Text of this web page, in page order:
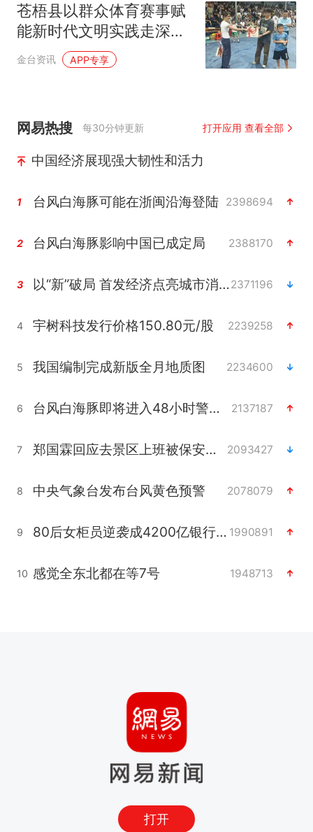
苍梧县以群众体育赛事赋
能新时代文明实践走深走
实
金台资讯 APP专享
网易热搜 每30分钟更新 打开应用 查看全部
中国经济展现强大韧性和活力
1 台风白海豚可能在浙闽沿海登陆 2398694
2 台风白海豚影响中国已成定局 2388170
3 以“新”破局 首发经济点亮城市消费活力2371196
4 宇树科技发行价格150.80元/股 2239258
5 我国编制完成新版全月地质图 2234600
6 台风白海豚即将进入48小时警戒线 2137187
7 郑国霖回应去景区上班被保安拦下 2093427
8 中央气象台发布台风黄色预警 2078079
9 80后女柜员逆袭成4200亿银行副行长 1990891
10 感觉全东北都在等7号 1948713
打开